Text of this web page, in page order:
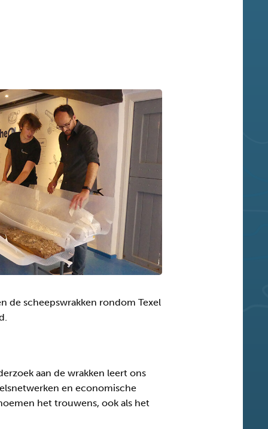
de scheepswrakken rondom Texel
aan de wrakken leert ons
en economische
het trouwens, ook als het